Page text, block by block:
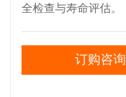
全检查与寿命评估。
订购咨询